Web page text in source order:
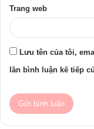
Trang web
Lưu tên của tôi,
lần bình luận kế tiếp